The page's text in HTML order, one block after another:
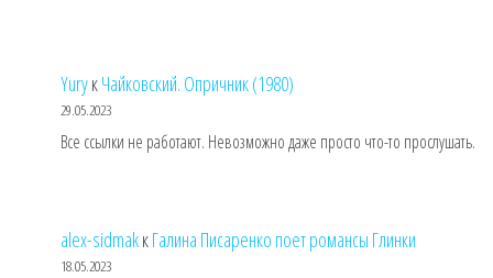
YuryкЧайковский. Опричник (1980)
29.05.2023
Все ссылки не работают. Невозможно даже просто что-то прослушать.
alex-sidmakкГалина Писаренко поет романсы Глинки
18.05.2023